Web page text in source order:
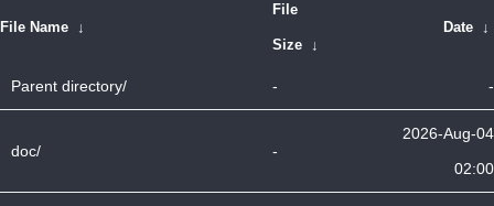
File Name ↓
File
Size ↓
Date ↓
Parent directory/ - -
doc/ -
2026-Aug-04
02:00